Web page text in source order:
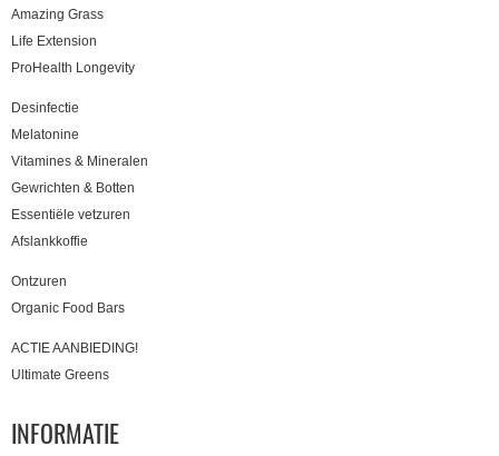
Amazing Grass
Life Extension
ProHealth Longevity
Desinfectie
Melatonine
Vitamines & Mineralen
Gewrichten & Botten
Essentiële vetzuren
Afslankkoffie
Ontzuren
Organic Food Bars
ACTIE AANBIEDING!
Ultimate Greens
INFORMATIE